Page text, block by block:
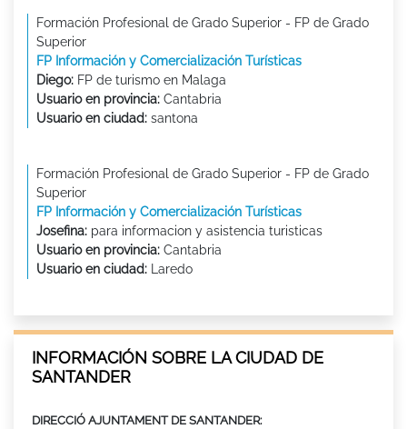
Formación Profesional de Grado Superior - FP de Grado
Superior
FP Información y Comercialización Turísticas
Diego: FP de turismo en Malaga
Usuario en provincia: Cantabria
Usuario en ciudad: santona
Formación Profesional de Grado Superior - FP de Grado
Superior
FP Información y Comercialización Turísticas
Josefina: para informacion y asistencia turisticas
Usuario en provincia: Cantabria
Usuario en ciudad: Laredo
INFORMACIÓN SOBRE LA CIUDAD DE
SANTANDER
DIRECCIÓ AJUNTAMENT DE SANTANDER: